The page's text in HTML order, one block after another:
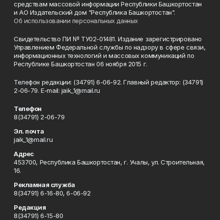
средствам массовой информации Республики Башкортостан
и АО Издательский дом "Республика Башкортостан".
Об использовании персональных данных
Свидетельство ПИ № ТУ02-01481. Издание зарегистрировано
Управлением Федеральной службы по надзору в сфере связи,
информационных технологий и массовых коммуникаций по
Республике Башкортостан 06 ноября 2015 г.
Телефон редакции: (34791) 6-06-92. Главный редактор: (34791)
2-06-79. Е-mаil: jaik_1@mail.ru
Телефон
8(34791) 2-06-79
Эл. почта
jaik_1@mail.ru
Адрес
453700, Республика Башкортостан, г. Учалы, ул. Строительная,
16.
Рекламная служба
8(34791) 6-16-80, 6-06-92
Редакция
8(34791) 6-15-80